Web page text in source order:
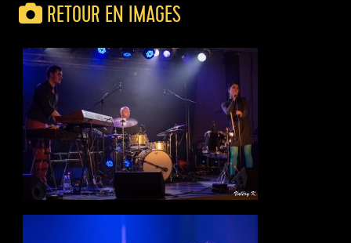
RETOUR EN IMAGES